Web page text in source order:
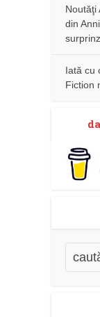
Noutăţi
din
Iată cu
Fiction